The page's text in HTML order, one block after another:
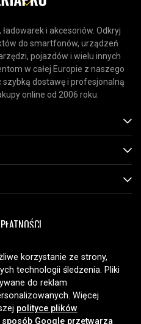
i akcesoriów. Odkryj
do smartfonów, urządzeń
pojazdów i wielu innych
w całej Europie z naszego
dostawę i profesjonalną
online od 2006 roku.
korzystanie ze strony,
technologii śledzenia. Pliki
do reklam
Więcej
polityce plików
Google przetwarza